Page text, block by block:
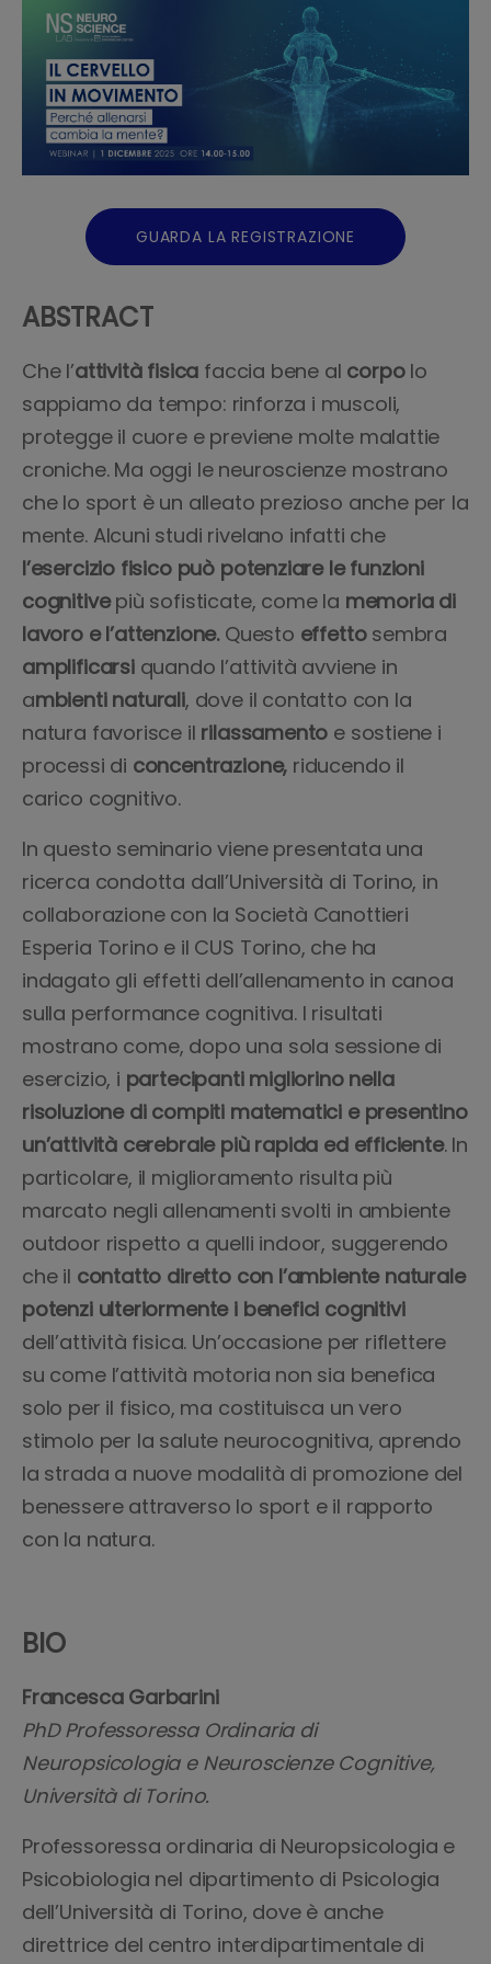
GUARDA LA REGISTRAZIONE
ABSTRACT
Che l’attività fisica faccia bene al corpolo
sappiamo da tempo: rinforza i muscoli,
protegge il cuore e previene molte malattie
croniche. Ma oggi le neuroscienze mostrano
che lo sport è un alleato prezioso anche per la
mente. Alcuni studi rivelano infatti che
l’esercizio fisico può potenziare le funzioni
cognitivepiù sofisticate, come la memoria di
lavoro e l’attenzione. Questo effetto sembra
amplificarsiquando l’attività avviene in
ambienti naturali, dove il contatto con la
natura favorisce il rilassamento e sostiene i
processi di concentrazione, riducendo il
carico cognitivo.
In questo seminario viene presentata una
ricerca condotta dall’Università di Torino, in
collaborazione con la Società Canottieri
Esperia Torino e il CUS Torino, che ha
indagato gli effetti dell’allenamento in canoa
sulla performance cognitiva. I risultati
mostrano come, dopo una sola sessione di
esercizio, i partecipanti migliorino nella
risoluzione di compiti matematici e presentino
un’attività cerebrale più rapida ed efficiente. In
particolare, il miglioramento risulta più
marcato negli allenamenti svolti in ambiente
outdoor rispetto a quelli indoor, suggerendo
che il contatto diretto con l’ambiente naturale
potenzi ulteriormente i benefici cognitivi
dell’attività fisica. Un’occasione per riflettere
su come l’attività motoria non sia benefica
solo per il fisico, ma costituisca un vero
stimolo per la salute neurocognitiva, aprendo
la strada a nuove modalità di promozione del
benessere attraverso lo sport e il rapporto
con la natura.
BIO
Francesca Garbarini
PhD Professoressa Ordinaria di
Neuropsicologia e Neuroscienze Cognitive,
Università di Torino.
Professoressa ordinaria di Neuropsicologia e
Psicobiologia nel dipartimento di Psicologia
dell’Università di Torino, dove è anche
direttrice del centro interdipartimentale di